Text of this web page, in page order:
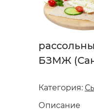
БЗМЖ
Категория:
Описание